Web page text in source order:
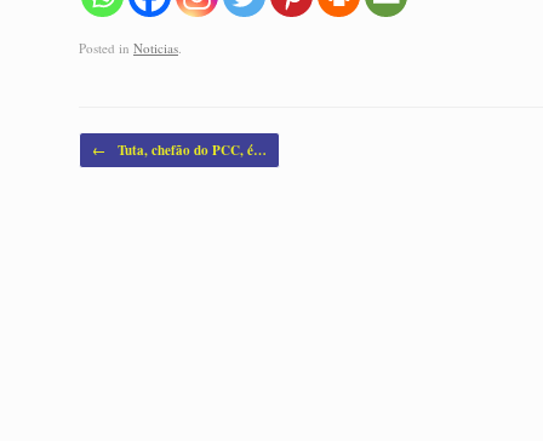
Posted in Noticias.
Post navigation
← Tuta, chefão do PCC, é…